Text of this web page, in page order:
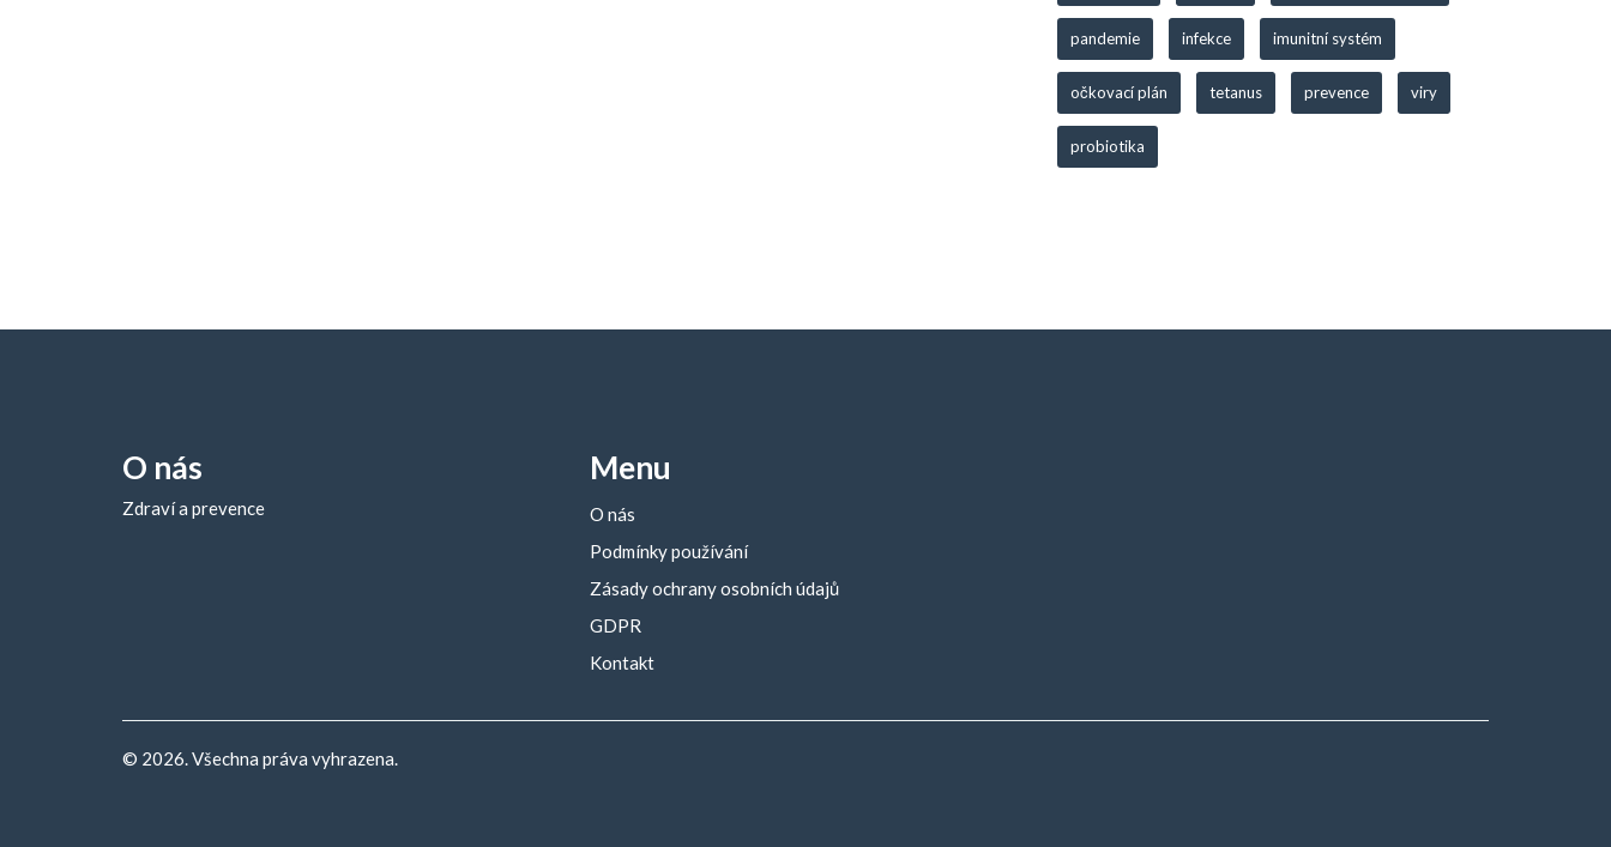
pandemie infekce imunitní systém
očkovací plán tetanus prevence viry
probiotika
O nás
Zdraví a prevence
Menu
O nás
Podmínky používání
Zásady ochrany osobních údajů
GDPR
Kontakt
© 2026. Všechna práva vyhrazena.